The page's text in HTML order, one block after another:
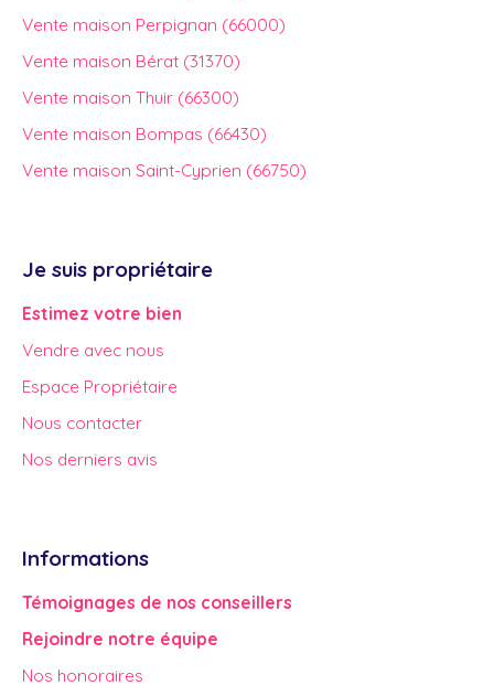
Vente maison Perpignan (66000)
Vente maison Bérat (31370)
Vente maison Thuir (66300)
Vente maison Bompas (66430)
Vente maison Saint-Cyprien (66750)
Je suis propriétaire
Estimez votre bien
Vendre avec nous
Espace Propriétaire
Nous contacter
Nos derniers avis
Informations
Témoignages de nos conseillers
Rejoindre notre équipe
Nos honoraires